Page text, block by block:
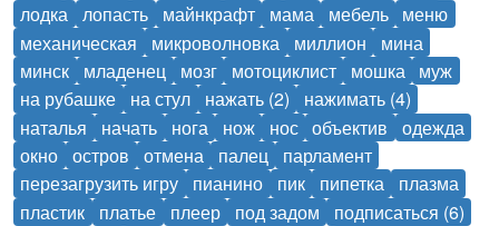
лодка лопасть майнкрафт мама мебель меню
механическая
микроволновка миллион
мина
минск
младенец мозг мотоциклист мошка муж
на рубашке
на стул нажать (2)
нажимать (4)
наталья
начать нога нож нос объектив
одежда
окно остров отмена палец
парламент
перезагрузить игру
пианино пик пипетка
плазма
пластик
платье плеер под задом
подписаться (6)